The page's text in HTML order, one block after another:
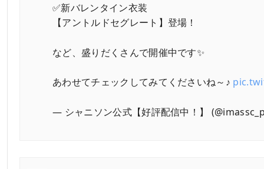
✅新バレンタイン衣装
【アントルドセグレート】登場！
など、盛りだくさんで開催中です✨
あわせてチェックしてみてくださいね～♪
— シャニソン公式【好評配信中！】